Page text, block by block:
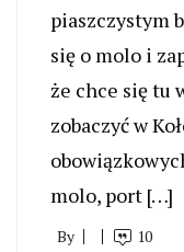
piaszczystym
się o molo i
że chce się tu
zobaczyć w
molo, port […]
By 10